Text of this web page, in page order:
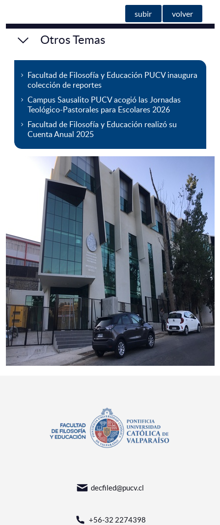
subir volver
Otros Temas
Facultad de Filosofía y Educación PUCV inaugura
colección de reportes
Campus Sausalito PUCV acogió las Jornadas
Teológico-Pastorales para Escolares 2026
Facultad de Filosofía y Educación realizó su
Cuenta Anual 2025
decfiled@pucv.cl
+56-32 2274398